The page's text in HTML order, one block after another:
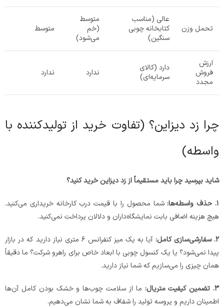
تحمل وزن
عالی (مناسب
کتابخانه چوبی
سنگین)
متوسط
(خم
می‌شود)
متوسط
ارزش
فروش
مجدد
دارد (کالای
سرمایه‌ای)
ندارد ندارد
چرا زد دیزاین؟ (تفاوت خرید از تولیدکننده با
واسطه)
شاید بپرسید چرا باید مستقیماً از زد دیزاین خرید کنید؟
۱. حذف واسطه‌ها:شما محصول را با قیمت درب کارخانه خریداری می‌کنید.
هیچ هزینه اضافی بابت نمایشگاه‌داران و دلالان پرداخت نمی‌کنید.
۲.سفارشی‌سازی کامل:
آیا به یک میز کنفرانس ۶ متری نیاز دارید که در بازار
پیدا نمی‌شود؟ یا یک کنسول چوبی با ابعاد خاص برای راهرو شرکت؟ ما دقیقاً
همان چیزی را می‌سازیم که شما نیاز دارید.
۳. تضمین کیفیت متریال: ما از سلامت چوب‌ها و خشک بودن کامل آن‌ها
اطمینان داریم و پروسه تولید را شفاف به شما نشان می‌دهیم.